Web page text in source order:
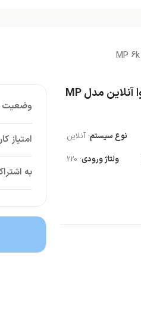
یو پی اس تک فاز کی استار 6 کاوا آنلاین مدل MP
نوع سیستم: آنلاین
ولتاژ ورودی: 220